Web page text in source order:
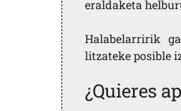
eraldaketa
Halabelarririk
litzateke posible
¿Quieres